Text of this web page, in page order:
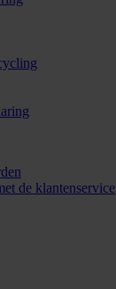
de klantenservice